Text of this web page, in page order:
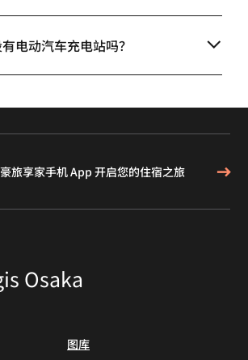
电动汽车充电站吗？
旅享家手机 App 开启您的住宿之旅
Osaka
图库